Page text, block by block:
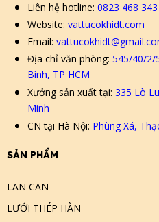
Liên hệ hotline: 0823 468
Website: vattucokhidt.com
Email:
Địa chỉ văn phòng: 545/40/2/
Bình, TP HCM
Xưởng sản xuất tại: 335 Lò
Minh
CN tại Hà Nội: Phùng Xá,
SẢN PHẨM
LAN CAN
LƯỚI THÉP HÀN